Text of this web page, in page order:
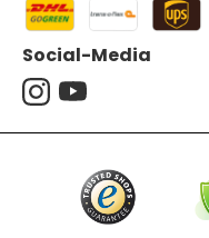
Social-Media